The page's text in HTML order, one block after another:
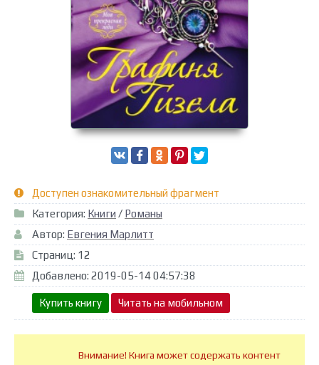
Доступен ознакомительный фрагмент
Категория: Книги / Романы
Автор: Евгения Марлитт
Страниц: 12
Добавлено: 2019-05-14 04:57:38
Купить книгу Читать на мобильном
Внимание! Книга может содержать контент